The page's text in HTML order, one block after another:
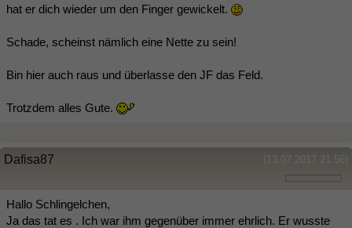
hat er dich wieder um den Finger gewickelt.
Schade, scheinst nämlich eine Nette zu sein!
Bin hier auch raus und überlasse den JF das Feld.
Trotzdem alles Gute.
(13.07.2017 21:56)
Dafisa87
Hallo Schlingelchen,
Ja das tat es . Ich war ihm gegenüber immer ehrlich. Er wusste